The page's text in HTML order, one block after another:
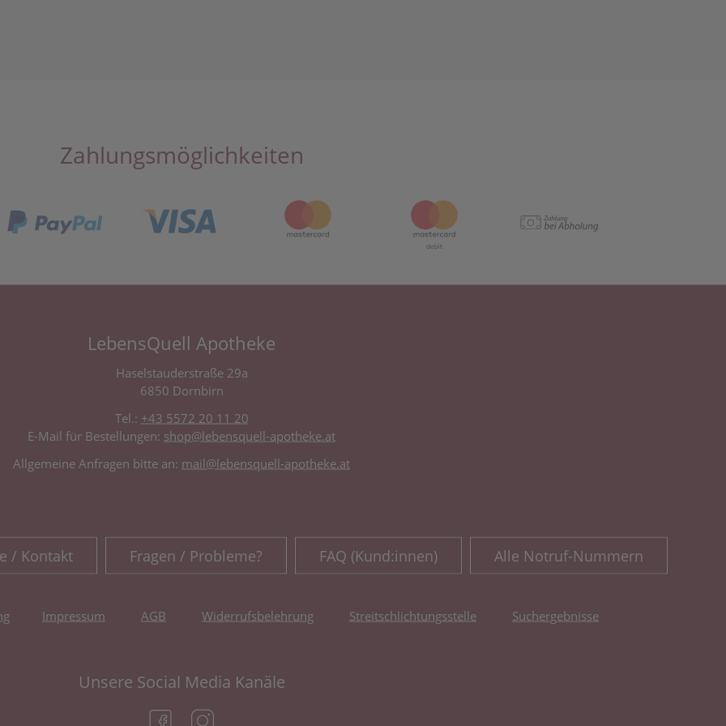
Zahlungsmöglichkeiten
LebensQuell Apotheke
Haselstauderstraße 29a
6850 Dornbirn
Tel.: +43 5572 20 11 20
E-Mail für Bestellungen: shop@lebensquell-apotheke.at
Allgemeine Anfragen bitte an: mail@lebensquell-apotheke.at
/ Kontakt Fragen / Probleme? FAQ (Kund:innen) Alle Notruf-Nummern
Impressum AGB Widerrufsbelehrung Streitschlichtungsstelle Suchergebnisse
Unsere Social Media Kanäle
(öffnet in neuem Tab)